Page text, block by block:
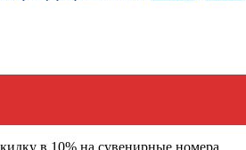
в 10% на сувенирные номера